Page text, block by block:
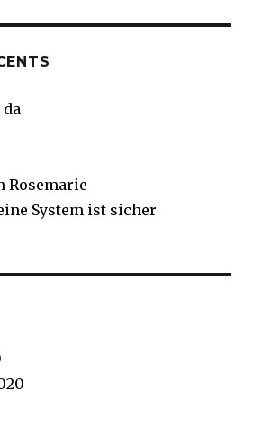
Rosemarie
System ist sicher